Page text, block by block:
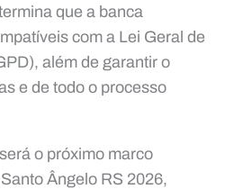
que a banca
com a Lei Geral de
além de garantir o
e de todo o processo
o próximo marco
Ângelo RS 2026,